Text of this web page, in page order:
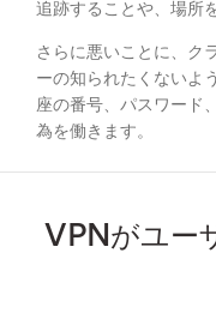
追跡することや、場所
さらに悪いことに、ク
ーの知られたくないよ
座の番号、パスワード
為を働きます。
VPNがユー